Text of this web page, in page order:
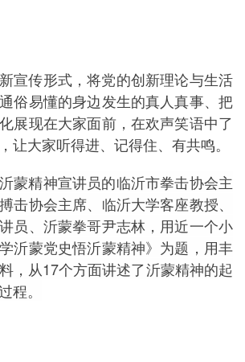
宣传形式，将党的创新理论与生活
俗易懂的身边发生的真人真事、把
展现在大家面前，在欢声笑语中了
让大家听得进、记得住、有共鸣。
蒙精神宣讲员的临沂市拳击协会主
击协会主席、临沂大学客座教授、
员、沂蒙拳哥尹志林，用近一个小
沂蒙党史悟沂蒙精神》为题，用丰
，从17个方面讲述了沂蒙精神的起
程。